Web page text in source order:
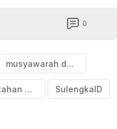
0
musyawarah desa
Pemerintahan Desa SulengkaID